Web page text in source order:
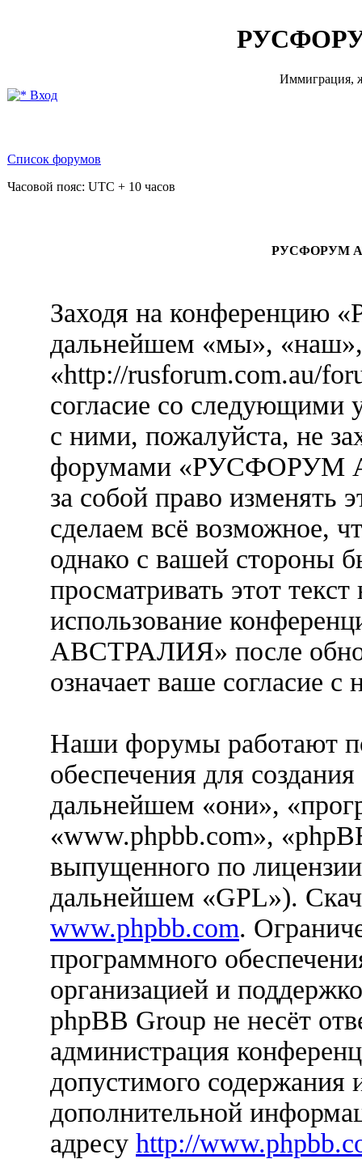
Иммиграция,
Вход
Список форумов
Часовой пояс: UTC + 10 часов
РУСФОРУМ
Заходя на
дальнейшем «мы»,
«http://rusforum.com.au/
согласие со следующими
с ними, пожалуйста, не
форумами «РУСФОРУМ
за собой право изменять
сделаем всё возможное,
однако с вашей стороны
просматривать этот
использование
АВСТРАЛИЯ» после
означает ваше согласие с
Наши форумы работают
обеспечения для
дальнейшем «они»,
«www.phpbb.com»,
выпущенного по
дальнейшем «GPL»).
www.phpbb.com.
программного
организацией и
phpBB Group не несёт
администрация
допустимого содержания
дополнительной
адресу http://